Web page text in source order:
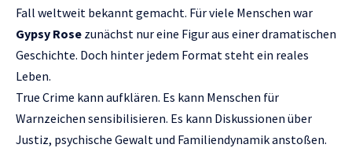
Fall weltweit bekannt gemacht. Für viele Menschen war
Gypsy Rose zunächst nur eine Figur aus einer dramatischen
Geschichte. Doch hinter jedem Format steht ein reales
Leben.
True Crime kann aufklären. Es kann Menschen für
Warnzeichen sensibilisieren. Es kann Diskussionen über
Justiz, psychische Gewalt und Familiendynamik anstoßen.